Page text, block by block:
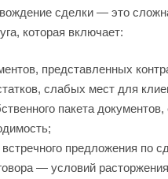
сделки — это
которая включает:
представленных
слабых мест для
пакета
предложения по
— условий